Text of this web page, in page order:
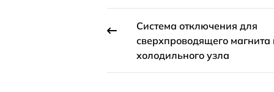
Система отключения для
сверхпроводящего магнита
холодильного узла